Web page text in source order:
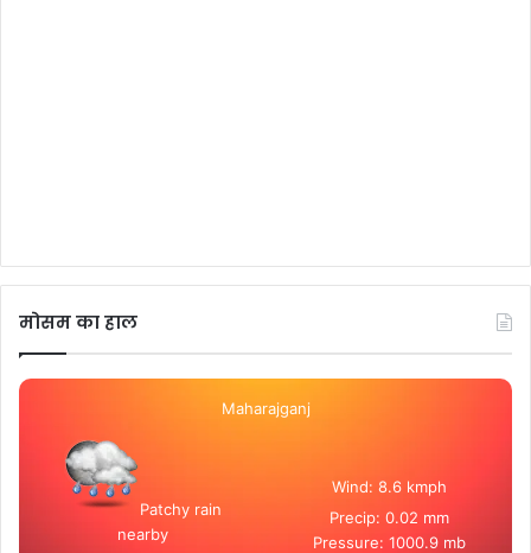
मोसम का हाल
Maharajganj
Patchy rain
nearby
Wind: 8.6 kmph
Precip: 0.02 mm
Pressure: 1000.9 mb